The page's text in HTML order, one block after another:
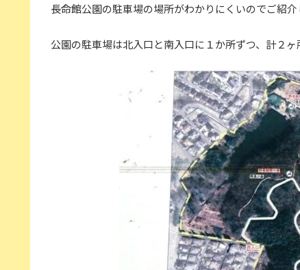
長命館公園の駐車場の場所がわかりにくいのでご紹介
公園の駐車場は北入口と南入口に１か所ずつ、計２ヶ